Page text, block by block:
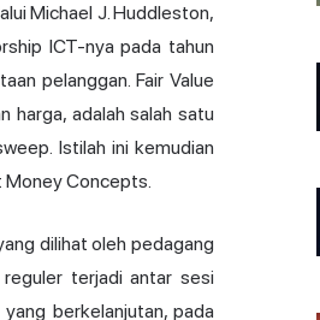
Michael J. Huddleston,
ICT-nya pada tahun
pelanggan. Fair Value
harga, adalah salah satu
. Istilah ini kemudian
Money Concepts.
dilihat oleh pedagang
terjadi antar sesi
berkelanjutan, pada